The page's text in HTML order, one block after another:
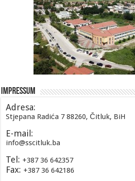
Impressum
Adresa:
Stjepana Radića 7 88260, Čitluk, BiH
E-mail:
info@sscitluk.ba
Tel: +387 36 642357
Fax: +387 36 642186